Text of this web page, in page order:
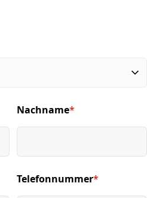
Nachname*
(required)
Telefonnummer*
(required)